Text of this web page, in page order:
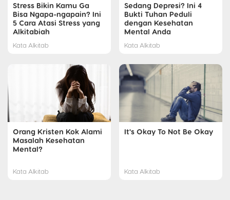
Stress Bikin Kamu Ga
Bisa Ngapa-ngapain? Ini
5 Cara Atasi Stress yang
Alkitabiah
Kata Alkitab
Sedang Depresi? Ini 4
Bukti Tuhan Peduli
dengan Kesehatan
Mental Anda
Kata Alkitab
Orang Kristen Kok Alami
Masalah Kesehatan
Mental?
Kata Alkitab
It's Okay To Not Be Okay
Kata Alkitab